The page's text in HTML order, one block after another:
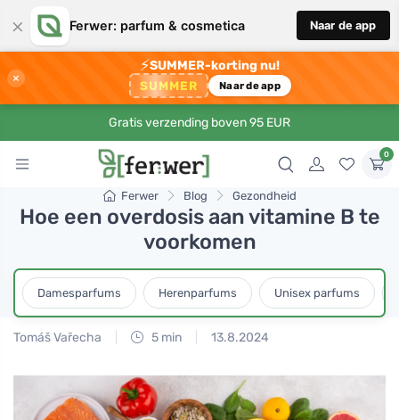
× Ferwer: parfum & cosmetica Naar de app
×
⚡SUMMER-korting nu!
SUMMER Naar de app
Gratis verzending boven 95 EUR
0
Ferwer Blog Gezondheid
Hoe een overdosis aan vitamine B te
voorkomen
Damesparfums Herenparfums Unisex parfums
Tomáš Vařecha 5 min 13.8.2024